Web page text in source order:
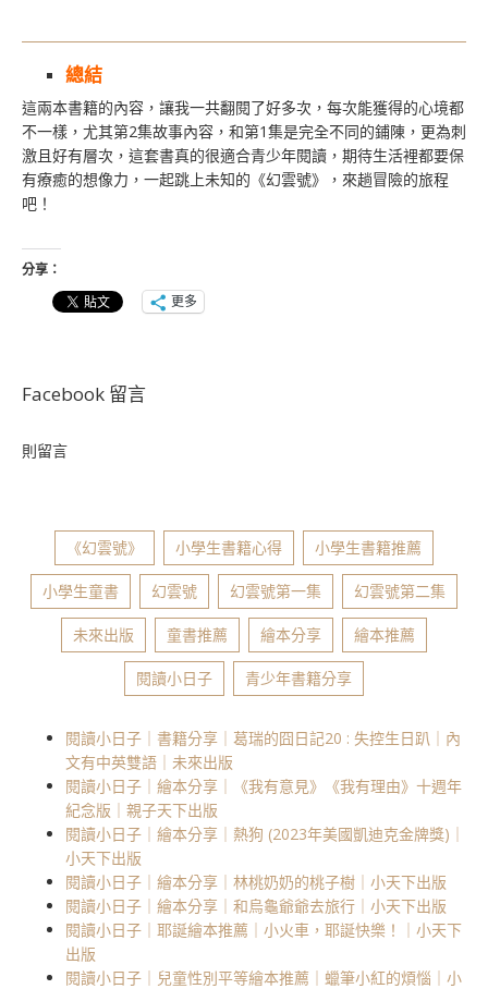
總結
這兩本書籍的內容，讓我一共翻閱了好多次，每次能獲得的心境都
不一樣，尤其第2集故事內容，和第1集是完全不同的鋪陳，更為刺
激且好有層次，這套書真的很適合青少年閱讀，期待生活裡都要保
有療癒的想像力，一起跳上未知的《幻雲號》，來趟冒險的旅程
吧！
分享：
更多
Facebook 留言
則留言
《幻雲號》 小學生書籍心得 小學生書籍推薦
小學生童書 幻雲號 幻雲號第一集 幻雲號第二集
未來出版 童書推薦 繪本分享 繪本推薦
閱讀小日子 青少年書籍分享
閱讀小日子｜書籍分享｜葛瑞的囧日記20 : 失控生日趴｜內
文有中英雙語｜未來出版
閱讀小日子｜繪本分享｜《我有意見》《我有理由》十週年
紀念版｜親子天下出版
閱讀小日子｜繪本分享｜熱狗 (2023年美國凱迪克金牌獎)｜
小天下出版
閱讀小日子｜繪本分享｜林桃奶奶的桃子樹｜小天下出版
閱讀小日子｜繪本分享｜和烏龜爺爺去旅行｜小天下出版
閱讀小日子｜耶誕繪本推薦｜小火車，耶誕快樂！｜小天下
出版
閱讀小日子｜兒童性別平等繪本推薦｜蠟筆小紅的煩惱｜小